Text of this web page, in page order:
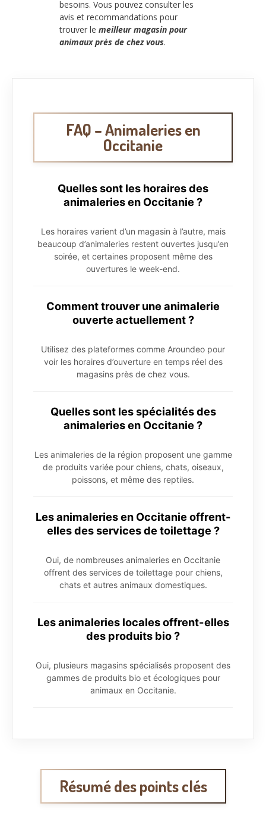
besoins. Vous pouvez consulter les
avis et recommandations pour
trouver le meilleur magasin pour
animaux près de chez vous.
FAQ – Animaleries en
Occitanie
Quelles sont les horaires des
animaleries en Occitanie ?
Les horaires varient d’un magasin à l’autre, mais
beaucoup d’animaleries restent ouvertes jusqu’en
soirée, et certaines proposent même des
ouvertures le week-end.
Comment trouver une animalerie
ouverte actuellement ?
Utilisez des plateformes comme Aroundeo pour
voir les horaires d’ouverture en temps réel des
magasins près de chez vous.
Quelles sont les spécialités des
animaleries en Occitanie ?
Les animaleries de la région proposent une gamme
de produits variée pour chiens, chats, oiseaux,
poissons, et même des reptiles.
Les animaleries en Occitanie offrent-
elles des services de toilettage ?
Oui, de nombreuses animaleries en Occitanie
offrent des services de toilettage pour chiens,
chats et autres animaux domestiques.
Les animaleries locales offrent-elles
des produits bio ?
Oui, plusieurs magasins spécialisés proposent des
gammes de produits bio et écologiques pour
animaux en Occitanie.
Résumé des points clés